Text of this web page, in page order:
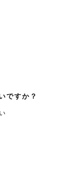
ですか？